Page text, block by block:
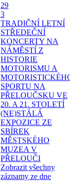
29
3
TRADIČNÍ LETNÍ
STŘEDEČNÍ
KONCERTY NA
NÁMĚSTÍ Z
HISTORIE
MOTORISMU A
SPORTU NA
PŘELOUČSKU VE
20. A 21. STOLETÍ
(NE)STÁLÁ
EXPOZICE ZE
SBÍREK
MĚSTSKÉHO
MUZEA V
PŘELOUČI
Zobrazit všechny
záznamy ze dne